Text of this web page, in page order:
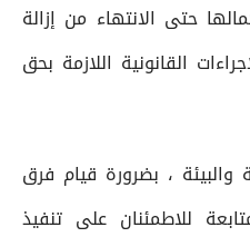
حتى الانتهاء من إزالة
القانونية اللازمة بحق
والبيئة ، بضرورة قيام فرق
للاطمئنان على تنفيذ